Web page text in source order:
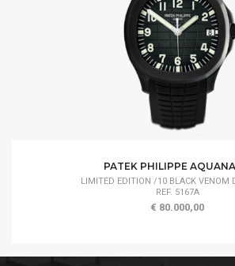
PATEK PHILIPPE
LIMITED EDITION /10 BLACK VENOM
REF. 5167A
€ 80.000,00